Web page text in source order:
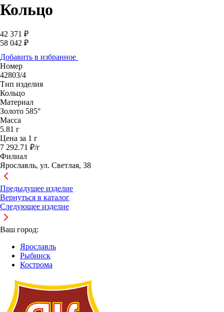
Кольцо
42 371 ₽
58 042 ₽
Добавить в избранное
Номер
42803/4
Тип изделия
Кольцо
Материал
Золото 585°
Масса
5.81 г
Цена за 1 г
7 292.71 ₽/г
Филиал
Ярославль, ул. Светлая, 38
Предыдущее изделие
Вернуться в каталог
Следующее изделие
Ваш город:
Ярославль
Рыбинск
Кострома